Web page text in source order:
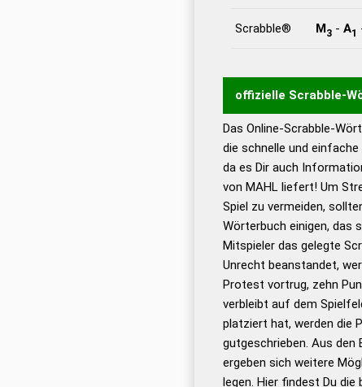
Scrabble® M3- A1
offizielle Scrabble-
Wortwurzel liefert mit
Wortanalyse-
Wortbedeutung,
Gültigkeit eines
bestimmen!
Wörterbücher sind:
Das Online-Scrabble-
die schnelle und
da es Dir auch
von MAHL liefert! Um
Spiel zu vermeiden,
Wörterbuch einigen, das
Mitspieler das gelegte
Unrecht beanstandet,
Protest vortrug, zehn
verbleibt auf dem
platziert hat, werden die
gutgeschrieben. Aus den
ergeben sich weitere
legen. Hier findest Du die